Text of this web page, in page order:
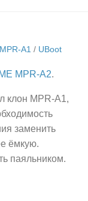
MPR-A1 / UBoot
MPR-A2.
клон MPR-A1,
заменить
ёмкую.
паяльником.